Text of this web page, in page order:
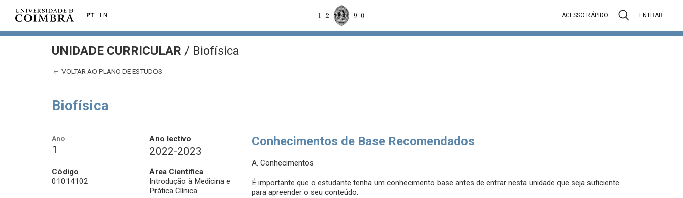
PT EN ACESSO RÁPIDO ENTRAR
UNIDADE CURRICULAR / Biofísica
VOLTAR AO PLANO DE ESTUDOS
Biofísica
Ano
1
Ano lectivo
2022-2023
Código
01014102
Área Científica
Introdução à Medicina e
Prática Clínica
Conhecimentos de Base Recomendados
A. Conhecimentos
É importante que o estudante tenha um conhecimento base antes de entrar nesta unidade que seja suficiente
para apreender o seu conteúdo.